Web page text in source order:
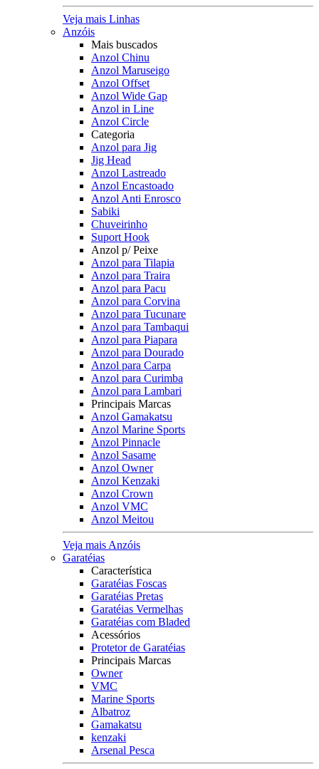
Veja mais Linhas
Anzóis
Mais buscados
Anzol Chinu
Anzol Maruseigo
Anzol Offset
Anzol Wide Gap
Anzol in Line
Anzol Circle
Categoria
Anzol para Jig
Jig Head
Anzol Lastreado
Anzol Encastoado
Anzol Anti Enrosco
Sabiki
Chuveirinho
Suport Hook
Anzol p/ Peixe
Anzol para Tilapia
Anzol para Traira
Anzol para Pacu
Anzol para Corvina
Anzol para Tucunare
Anzol para Tambaqui
Anzol para Piapara
Anzol para Dourado
Anzol para Carpa
Anzol para Curimba
Anzol para Lambari
Principais Marcas
Anzol Gamakatsu
Anzol Marine Sports
Anzol Pinnacle
Anzol Sasame
Anzol Owner
Anzol Kenzaki
Anzol Crown
Anzol VMC
Anzol Meitou
Veja mais Anzóis
Garatéias
Característica
Garatéias Foscas
Garatéias Pretas
Garatéias Vermelhas
Garatéias com Bladed
Acessórios
Protetor de Garatéias
Principais Marcas
Owner
VMC
Marine Sports
Albatroz
Gamakatsu
kenzaki
Arsenal Pesca